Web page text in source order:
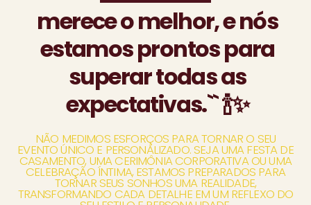
merece o melhor, e nós
estamos prontos para
superar todas as
expectativas.`` 🍾✨
NÃO MEDIMOS ESFORÇOS PARA TORNAR O SEU
EVENTO ÚNICO E PERSONALIZADO. SEJA UMA FESTA DE
CASAMENTO, UMA CERIMÔNIA CORPORATIVA OU UMA
CELEBRAÇÃO ÍNTIMA, ESTAMOS PREPARADOS PARA
TORNAR SEUS SONHOS UMA REALIDADE,
TRANSFORMANDO CADA DETALHE EM UM REFLEXO DO